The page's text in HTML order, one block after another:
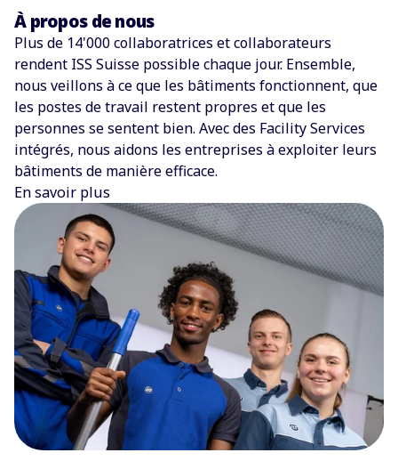
À propos de nous
Plus de 14'000 collaboratrices et collaborateurs
rendent ISS Suisse possible chaque jour. Ensemble,
nous veillons à ce que les bâtiments fonctionnent, que
les postes de travail restent propres et que les
personnes se sentent bien. Avec des Facility Services
intégrés, nous aidons les entreprises à exploiter leurs
bâtiments de manière efficace.
En savoir plus